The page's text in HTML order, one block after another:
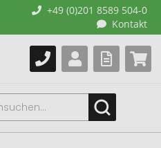
+49 (0)201 8589 504-0
Kontakt